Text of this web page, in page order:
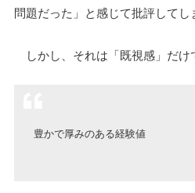
問題だった」と感じて批評してし
しかし、それは「既視感」だけ
豊かで厚みのある経験値